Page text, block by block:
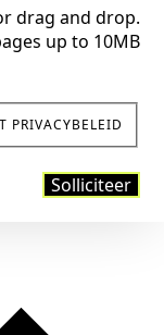
drag and drop.
up to 10MB
PRIVACYBELEID
Solliciteer